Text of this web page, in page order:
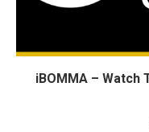
iBOMMA – Watch